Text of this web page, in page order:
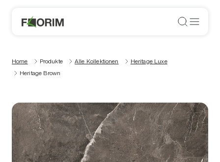
Home Produkte Alle Kollektionen
Heritage Luxe
Heritage Brown